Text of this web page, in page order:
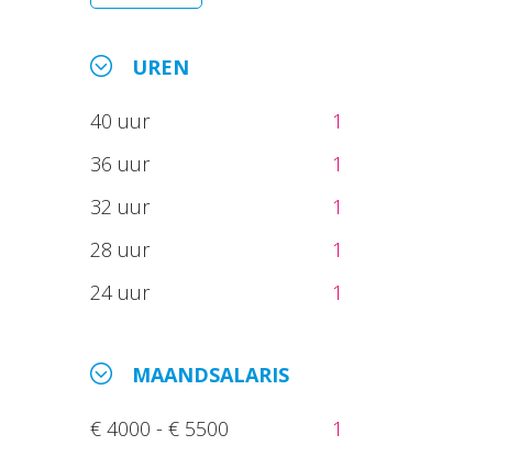
UREN
40 uur
1
36 uur
1
32 uur
1
28 uur
1
24 uur
1
MAANDSALARIS
€ 4000 - € 5500
1